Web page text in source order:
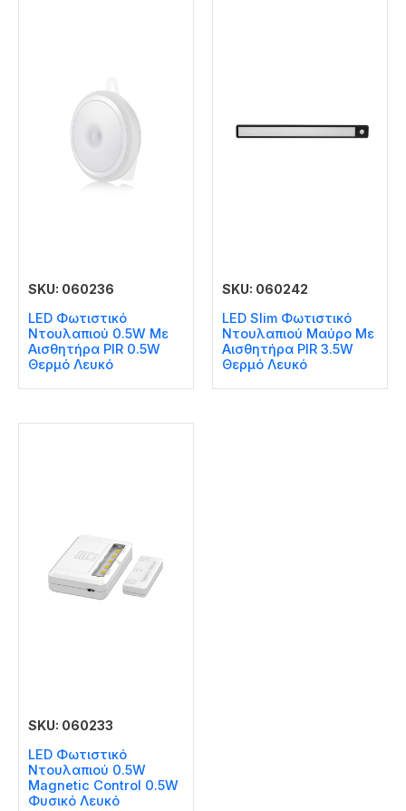
SKU: 060236
LED Φωτιστικό
Ντουλαπιού 0.5W Με
Αισθητήρα PIR 0.5W
Θερμό Λευκό
SKU: 060242
LED Slim Φωτιστικό
Ντουλαπιού Μαύρο Με
Αισθητήρα PIR 3.5W
Θερμό Λευκό
SKU: 060233
LED Φωτιστικό
Ντουλαπιού 0.5W
Magnetic Control 0.5W
Φυσικό Λευκό